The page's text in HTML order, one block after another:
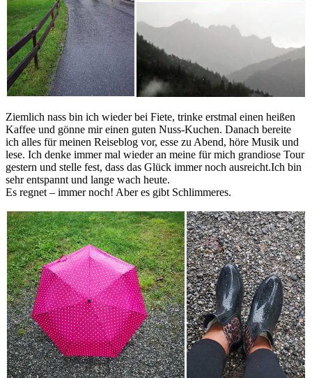
Ziemlich nass bin ich wieder bei Fiete, trinke erstmal einen heißen
Kaffee und gönne mir einen guten Nuss-Kuchen. Danach bereite
ich alles für meinen Reiseblog vor, esse zu Abend, höre Musik und
lese. Ich denke immer mal wieder an meine für mich grandiose Tour
gestern und stelle fest, dass das Glück immer noch ausreicht.Ich bin
sehr entspannt und lange wach heute.
Es regnet – immer noch! Aber es gibt Schlimmeres.